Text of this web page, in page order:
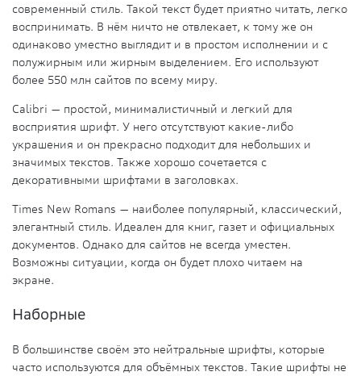
современный стиль. Такой текст будет приятно читать, легко
воспринимать. В нём ничто не отвлекает, к тому же он
одинаково уместно выглядит и в простом исполнении и с
полужирным или жирным выделением. Его используют
более 550 млн сайтов по всему миру.
Calibri — простой, минималистичный и легкий для
восприятия шрифт. У него отсутствуют какие-либо
украшения и он прекрасно подходит для небольших и
значимых текстов. Также хорошо сочетается с
декоративными шрифтами в заголовках.
Times New Romans — наиболее популярный, классический,
элегантный стиль. Идеален для книг, газет и официальных
документов. Однако для сайтов не всегда уместен.
Возможны ситуации, когда он будет плохо читаем на
экране.
Наборные
В большинстве своём это нейтральные шрифты, которые
часто используются для объёмных текстов. Такие шрифты не